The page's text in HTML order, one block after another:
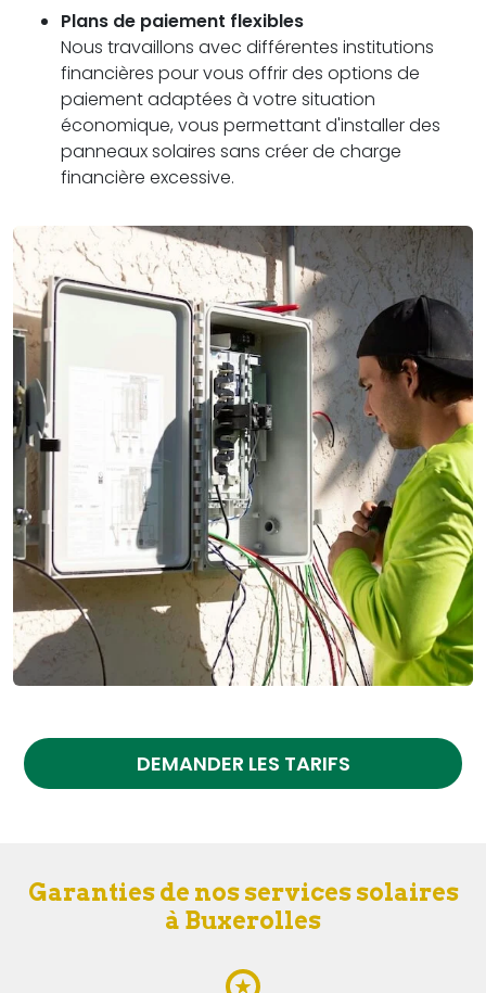
Plans de paiement flexibles
Nous travaillons avec différentes institutions
financières pour vous offrir des options de
paiement adaptées à votre situation
économique, vous permettant d'installer des
panneaux solaires sans créer de charge
financière excessive.
DEMANDER LES TARIFS
Garanties de nos services solaires
à Buxerolles